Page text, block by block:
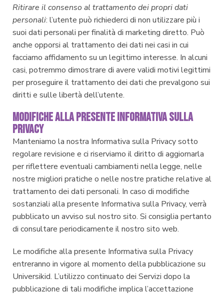
Ritirare il consenso al trattamento dei propri dati
personali: l’utente può richiederci di non utilizzare più i
suoi dati personali per finalità di marketing diretto. Può
anche opporsi al trattamento dei dati nei casi in cui
facciamo affidamento su un legittimo interesse. In alcuni
casi, potremmo dimostrare di avere validi motivi legittimi
per proseguire il trattamento dei dati che prevalgono sui
diritti e sulle libertà dell’utente.
MODIFICHE ALLA PRESENTE INFORMATIVA SULLA
PRIVACY
Manteniamo la nostra Informativa sulla Privacy sotto
regolare revisione e ci riserviamo il diritto di aggiornarla
per riflettere eventuali cambiamenti nella legge, nelle
nostre migliori pratiche o nelle nostre pratiche relative al
trattamento dei dati personali. In caso di modifiche
sostanziali alla presente Informativa sulla Privacy, verrà
pubblicato un avviso sul nostro sito. Si consiglia pertanto
di consultare periodicamente il nostro sito web.
Le modifiche alla presente Informativa sulla Privacy
entreranno in vigore al momento della pubblicazione su
Universikid. L’utilizzo continuato dei Servizi dopo la
pubblicazione di tali modifiche implica l’accettazione